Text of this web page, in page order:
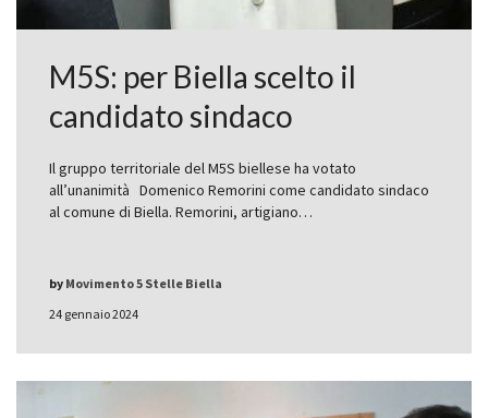
M5S: per Biella scelto il
candidato sindaco
Il gruppo territoriale del M5S biellese ha votato
all’unanimità Domenico Remorini come candidato sindaco
al comune di Biella. Remorini, artigiano…
24 gennaio 2024
by Movimento 5 Stelle Biella